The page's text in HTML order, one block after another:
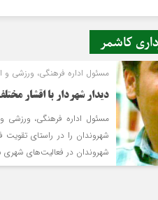
کاشمر
مسئول اداره فرهنگی، ورزشی و
دیدار شهردار با اقشار
مسئول اداره فرهنگی، ورزشی
شهروندان را در راستای
شهروندان در فعالیت‌های